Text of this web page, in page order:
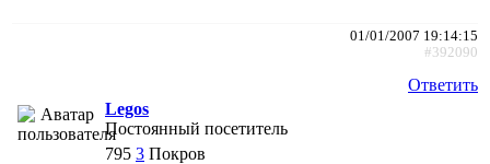
01/01/2007 19:14:15
#392090
Ответить
Legos
Постоянный посетитель
795 3 Покров